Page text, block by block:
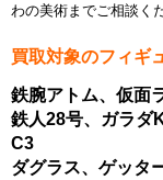
わの美術までご相談く
買取対象のフィギ
鉄腕アトム、仮面
鉄人28号、ガラダ
C3
ダグラス、ゲッタ